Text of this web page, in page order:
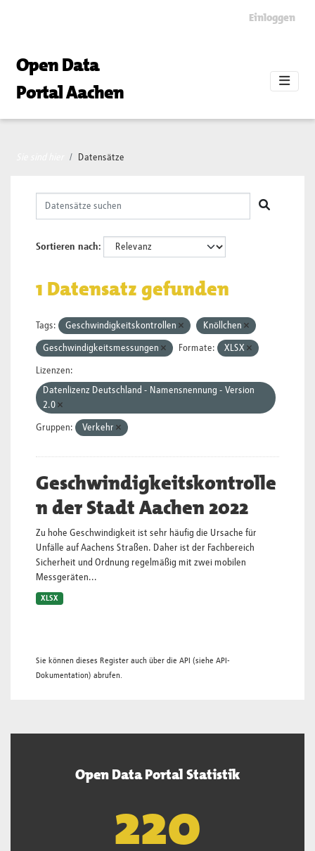
Einloggen
Open Data
Portal Aachen
Datensätze
Sortieren nach
1 Datensatz gefunden
Tags: Geschwindigkeitskontrollen Knöllchen
Geschwindigkeitsmessungen Formate: XLSX
Lizenzen:
Datenlizenz Deutschland - Namensnennung - Version
2.0
Gruppen: Verkehr
Geschwindigkeitskontrolle
n der Stadt Aachen 2022
Zu hohe Geschwindigkeit ist sehr häufig die Ursache für
Unfälle auf Aachens Straßen. Daher ist der Fachbereich
Sicherheit und Ordnung regelmäßig mit zwei mobilen
Messgeräten...
XLSX
Sie können dieses Register auch über die API (siehe API-
Dokumentation) abrufen.
Open Data Portal Statistik
221